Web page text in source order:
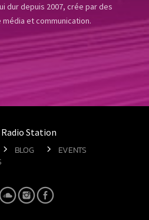
dur depuis 2007, crée par des
et communication.
Station
BLOG
EVENTS